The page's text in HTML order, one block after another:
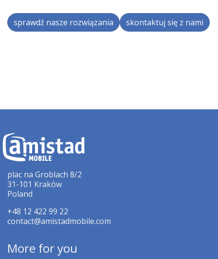
sprawdź nasze rozwiązania skontaktuj się z nami
plac na Groblach 8/2
31-101 Kraków
Poland
+48 12 422 99 22
contact@amistadmobile.com
More for you